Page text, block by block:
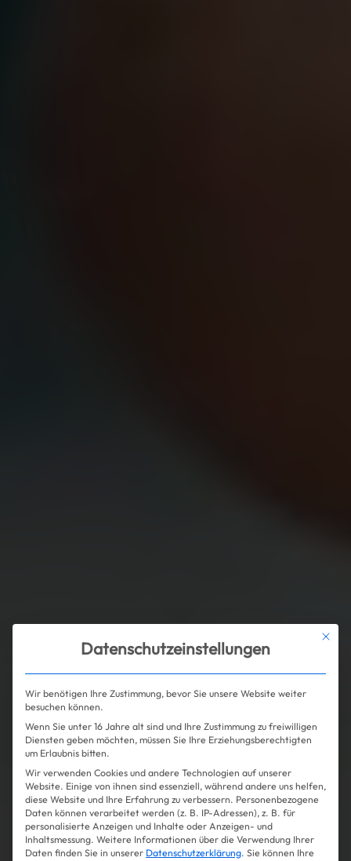
Mit
Datenschutzeinstellungen
Wir benötigen Ihre Zustimmung, bevor Sie unsere Website weiter
besuchen können.
Wenn Sie unter 16 Jahre alt sind und Ihre Zustimmung zu freiwilligen
Diensten geben möchten, müssen Sie Ihre Erziehungsberechtigten
um Erlaubnis bitten.
Wir verwenden Cookies und andere Technologien auf unserer
Website. Einige von ihnen sind essenziell, während andere uns helfen,
diese Website und Ihre Erfahrung zu verbessern. Personenbezogene
Daten können verarbeitet werden (z. B. IP-Adressen), z. B. für
personalisierte Anzeigen und Inhalte oder Anzeigen- und
Inhaltsmessung. Weitere Informationen über die Verwendung Ihrer
Daten finden Sie in unserer Datenschutzerklärung. Sie können Ihre